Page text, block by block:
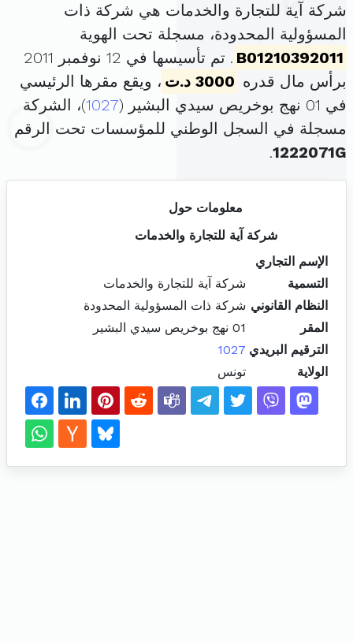
شركة آية للتجارة والخدمات هي شركة ذات
المسؤولية المحدودة، مسجلة تحت الهوية
B01210392011
. تم تأسيسها في 12 نوفمبر 2011
برأس مال قدره 3000 د.ت
، ويقع مقرها الرئيسي
في 01 نهج بوخريص سيدي البشير (
1027)، الشركة
مسجلة في السجل الوطني للمؤسسات تحت الرقم
1222071G
.
معلومات حول
شركة آية للتجارة والخدمات
الإسم التجاري
التسمية
شركة آية للتجارة والخدمات
النظام القانوني شركة ذات المسؤولية المحدودة
المقر
01 نهج بوخريص سيدي البشير
الترقيم البريدي 1027
الولاية
تونس